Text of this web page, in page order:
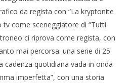
VIEWING
da regista con “La kryptonite
tv come sceneggiatore di “Tutti
ci riprova come regista, con
mai percorsa: una serie di 25
cadenza quotidiana vada in onda
imperfetta”, con una storia